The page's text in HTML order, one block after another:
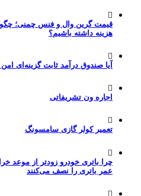
قیمت گرین وال و فنس چمنی؛
هزینه داشته باشیم؟
آیا صندوق درآمد ثابت گزینه‌ای
اجاره ون تشریفاتی
تعمیر کولر گازی سامسونگ
عمر باتری را نصف می‌کنند